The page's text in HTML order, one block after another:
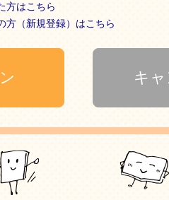
方はこちら
方（新規登録）はこちら